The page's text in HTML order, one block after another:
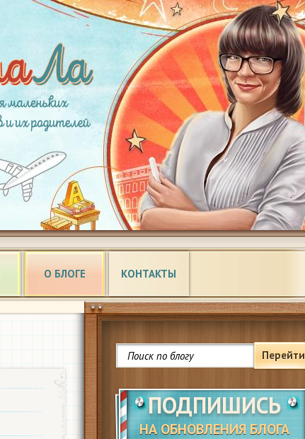
О БЛОГЕ КОНТАКТЫ
Перейти
ПОДПИШИСЬ
НА ОБНОВЛЕНИЯ БЛОГА